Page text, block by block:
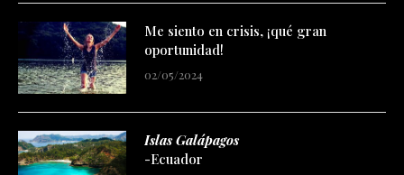
Me siento en crisis, ¡qué gran
oportunidad!
02/05/2024
Islas Galápagos
-Ecuador